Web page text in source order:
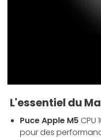
L'essentiel du
Puce Apple M5 CPU
pour des